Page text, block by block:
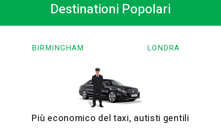
Destinationi Popolari
BIRMINGHAM LONDRA
Più economico del taxi, autisti gentili